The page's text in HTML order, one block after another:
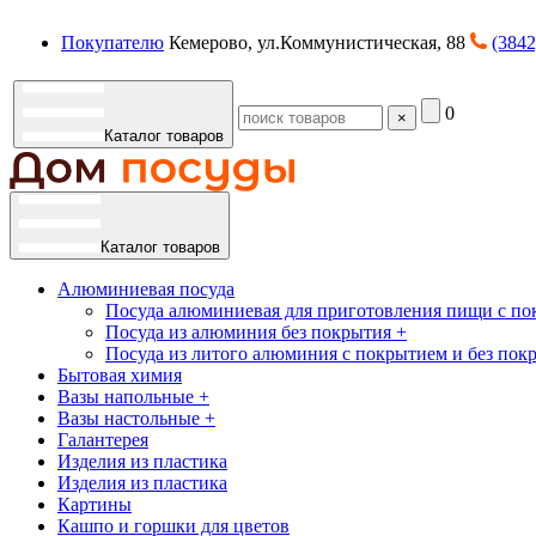
Покупателю Кемерово, ул.Коммунистическая, 88
Каталог товаров
× 0
Каталог товаров
Алюминиевая посуда
Посуда алюминиевая для приготовления пищи с
Посуда из алюминия без покрытия +
Посуда из литого алюминия с покрытием и без
Бытовая химия
Вазы напольные +
Вазы настольные +
Галантерея
Изделия из пластика
Изделия из пластика
Картины
Кашпо и горшки для цветов